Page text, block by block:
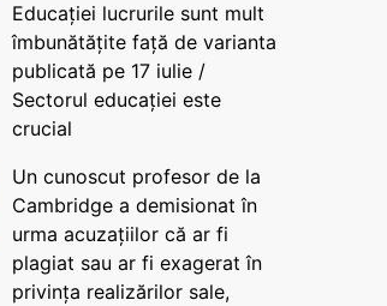
Educației lucrurile sunt mult
îmbunătățite față de varianta
publicată pe 17 iulie /
Sectorul educației este
crucial
Un cunoscut profesor de la
Cambridge a demisionat în
urma acuzațiilor că ar fi
plagiat sau ar fi exagerat în
privința realizărilor sale,